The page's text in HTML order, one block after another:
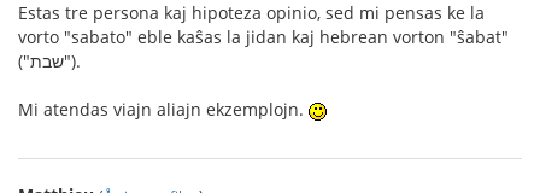
Estas tre persona kaj hipoteza opinio, sed mi pensas ke la
vorto "sabato" eble kaŝas la jidan kaj hebrean vorton "ŝabat"
("שבת").
Mi atendas viajn aliajn ekzemplojn.